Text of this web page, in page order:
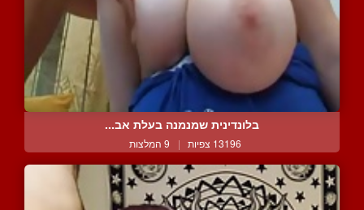
בלונדינית שמנמנה בעלת אב...
13196 צפיות | 9 המלצות